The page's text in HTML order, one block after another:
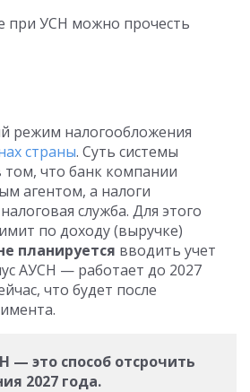
при УСН можно прочесть
режим налогообложения
страны. Суть системы
том, что банк компании
агентом, а налоги
служба. Для этого
по доходу (выручке)
планируется вводить учет
АУСН — работает до 2027
что будет после
— это способ отсрочить
2027 года.